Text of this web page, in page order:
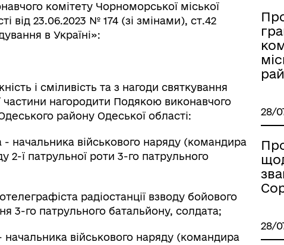
комітету Чорноморської міської
від 23.06.2023 № 174 (зі змінами), ст.42
в Україні»:
і сміливість та з нагоди святкування
частини нагородити Подякою виконавчого
району Одеської області:
військового наряду (командира
2-ї патрульної роти 3-го патрульного
радіостанції взводу бойового
3-го патрульного батальйону, солдата;
військового наряду (командира
28/
28/